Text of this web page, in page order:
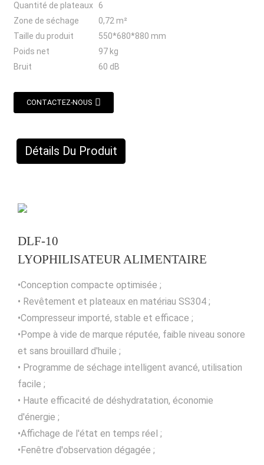
Quantité de plateaux
6
Zone de séchage
0,72 m²
Taille du produit
550*680*880 mm
Poids net
97 kg
Bruit
60 dB
CONTACTEZ-NOUS
Détails Du Produit
DLF-10
LYOPHILISATEUR ALIMENTAIRE
•Conception compacte optimisée ;
• Revêtement et plateaux en matériau SS304 ;
•Compresseur importé, stable et efficace ;
•Pompe à vide de marque réputée, faible niveau sonore
et sans brouillard d'huile ;
• Programme de séchage intelligent avancé, utilisation
facile ;
• Haute efficacité de déshydratation, économie
d'énergie ;
•Affichage de l'état en temps réel ;
•Fenêtre d'observation dégagée ;